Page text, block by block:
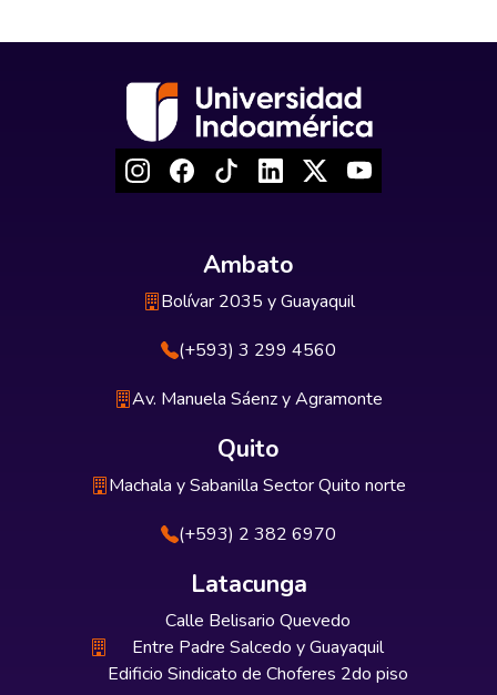
Ambato
Bolívar 2035 y Guayaquil
(+593) 3 299 4560
Av. Manuela Sáenz y Agramonte
Quito
Machala y Sabanilla Sector Quito norte
(+593) 2 382 6970
Latacunga
Calle Belisario Quevedo
Entre Padre Salcedo y Guayaquil
Edificio Sindicato de Choferes 2do piso